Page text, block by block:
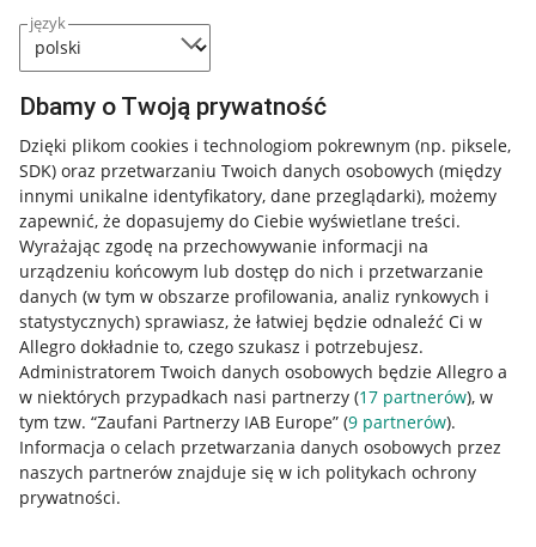
język
Dbamy o Twoją prywatność
Dzięki plikom cookies i technologiom pokrewnym (np. piksele,
SDK) oraz przetwarzaniu Twoich danych osobowych (między
innymi unikalne identyfikatory, dane przeglądarki), możemy
zapewnić, że dopasujemy do Ciebie wyświetlane treści.
Wyrażając zgodę na przechowywanie informacji na
urządzeniu końcowym lub dostęp do nich i przetwarzanie
danych (w tym w obszarze profilowania, analiz rynkowych i
statystycznych) sprawiasz, że łatwiej będzie odnaleźć Ci w
Allegro dokładnie to, czego szukasz i potrzebujesz.
Administratorem Twoich danych osobowych będzie Allegro a
w niektórych przypadkach nasi partnerzy (17 partnerów), w
tym tzw. “Zaufani Partnerzy IAB Europe” (9 partnerów).
Informacja o celach przetwarzania danych osobowych przez
naszych partnerów znajduje się w ich politykach ochrony
prywatności.
Przydatne informacje
Jak to działa
Napisz do nas